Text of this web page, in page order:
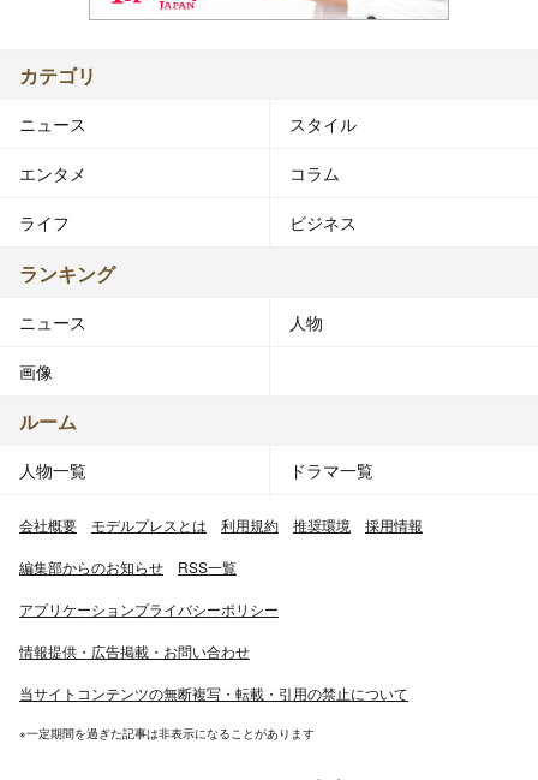
カテゴリ
ニュース スタイル
エンタメ コラム
ライフ ビジネス
ランキング
ニュース 人物
画像
ルーム
人物一覧 ドラマ一覧
会社概要 モデルプレスとは 利用規約 推奨環境 採用情報
編集部からのお知らせ RSS一覧
アプリケーションプライバシーポリシー
情報提供・広告掲載・お問い合わせ
当サイトコンテンツの無断複写・転載・引用の禁止について
※一定期間を過ぎた記事は非表示になることがあります